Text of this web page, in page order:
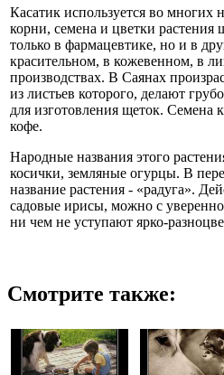
Касатик используется во многих
корни, семена и цветки растения
только в фармацевтике, но и в
красительном, в кожевенном, в
производствах. В Саянах
из листьев которого, делают
для изготовления щеток. Семена
кофе.
Народные названия этого
косички, земляные огурцы. В
название растения - «радуга».
садовые ирисы, можно с
ни чем не уступают ярко-
Смотрите также: